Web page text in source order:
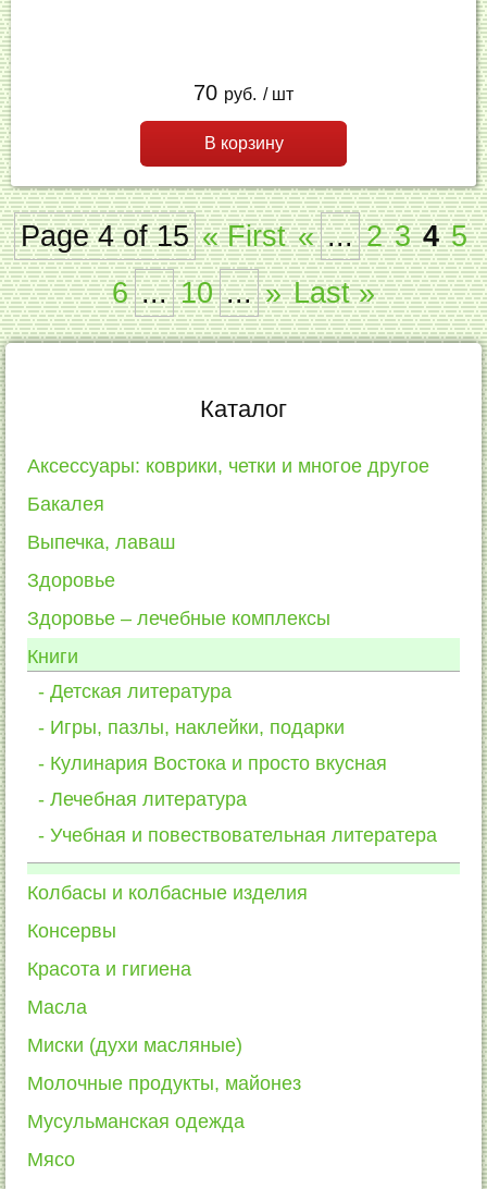
70 руб. / шт
В корзину
Page 4 of 15 « First « ... 2 3 4 5
6 ... 10 ... » Last »
Каталог
Аксессуары: коврики, четки и многое другое
Бакалея
Выпечка, лаваш
Здоровье
Здоровье – лечебные комплексы
Книги
Детская литература
Игры, пазлы, наклейки, подарки
Кулинария Востока и просто вкусная
Лечебная литература
Учебная и повествовательная литератера
Колбасы и колбасные изделия
Консервы
Красота и гигиена
Масла
Миски (духи масляные)
Молочные продукты, майонез
Мусульманская одежда
Мясо